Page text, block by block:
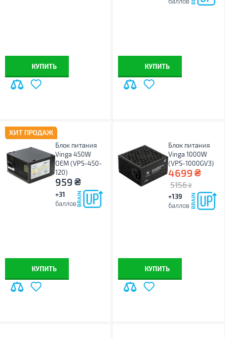
КУПИТЬ КУПИТЬ
ХИТ ПРОДАЖ
Блок питания
Vinga 450W
ОЕМ (VPS-450-
120)
959₴
+31
баллов
КУПИТЬ
Блок питания
Vinga 1000W
(VPS-1000GV3)
4699₴
5156 ₴
+139
баллов
КУПИТЬ